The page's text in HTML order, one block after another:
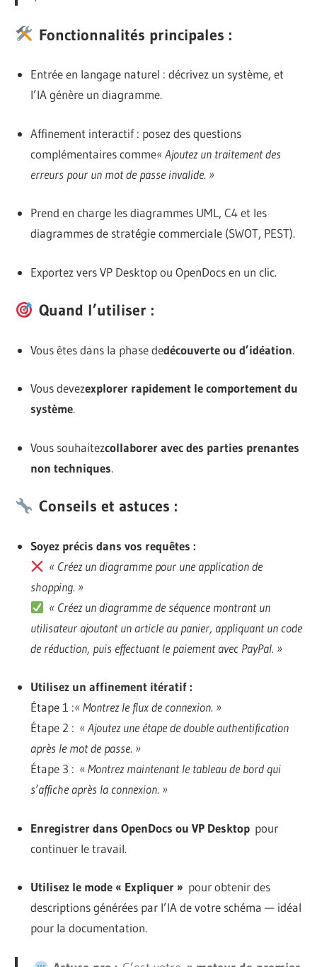
Fonctionnalités principales :
Entrée en langage naturel : décrivez un système, et
l’IA génère un diagramme.
Affinement interactif : posez des questions
complémentaires comme« Ajoutez un traitement des
erreurs pour un mot de passe invalide. »
Prend en charge les diagrammes UML, C4 et les
diagrammes de stratégie commerciale (SWOT, PEST).
Exportez vers VP Desktop ou OpenDocs en un clic.
Quand l’utiliser :
Vous êtes dans la phase dedécouverte ou d’idéation.
Vous devezexplorer rapidement le comportement du
système.
Vous souhaitezcollaborer avec des parties prenantes
non techniques.
Conseils et astuces :
Soyez précis dans vos requêtes :
« Créez un diagramme pour une application de
shopping. »
« Créez un diagramme de séquence montrant un
utilisateur ajoutant un article au panier, appliquant un code
de réduction, puis effectuant le paiement avec PayPal. »
Utilisez un affinement itératif :
Étape 1 :« Montrez le flux de connexion. »
Étape 2 : « Ajoutez une étape de double authentification
après le mot de passe. »
Étape 3 : « Montrez maintenant le tableau de bord qui
s’affiche après la connexion. »
Enregistrer dans OpenDocs ou VP Desktoppour
continuer le travail.
Utilisez le mode « Expliquer » pour obtenir des
descriptions générées par l’IA de votre schéma — idéal
pour la documentation.